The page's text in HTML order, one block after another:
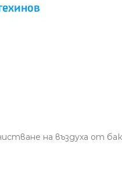
на въздуха от